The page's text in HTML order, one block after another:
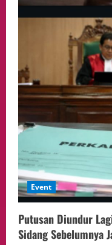
Event
Putusan Diundur
Sidang Sebelumnya